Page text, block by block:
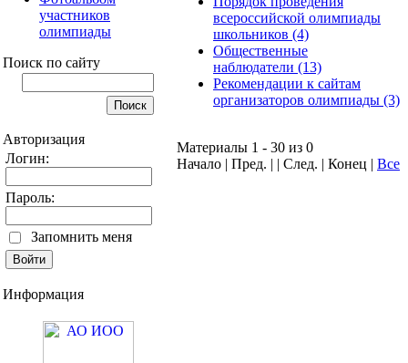
участников
олимпиады
Поиск по сайту
Авторизация
Логин:
Пароль:
Запомнить меня
Информация
всероссийской олимпиады
школьников (4)
Общественные
наблюдатели (13)
Рекомендации к сайтам
организаторов олимпиады (3)
Материалы 1 - 30 из 0
Начало | Пред. | | След. | Конец | Все